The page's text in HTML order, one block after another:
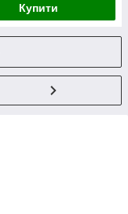
Купити